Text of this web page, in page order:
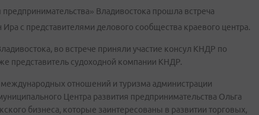
Владивостока прошла встреча
с представителями делового сообщества краевого центра.
во встрече приняли участие консул КНДР по
представитель судоходной компании КНДР.
отношений и туризма администрации
Центра развития предпринимательства Ольга
бизнеса, которые заинтересованы в развитии торговых,